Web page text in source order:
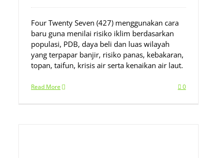
Four Twenty Seven (427) menggunakan cara
baru guna menilai risiko iklim berdasarkan
populasi, PDB, daya beli dan luas wilayah
yang terpapar banjir, risiko panas, kebakaran,
topan, taifun, krisis air serta kenaikan air laut.
Read More 0